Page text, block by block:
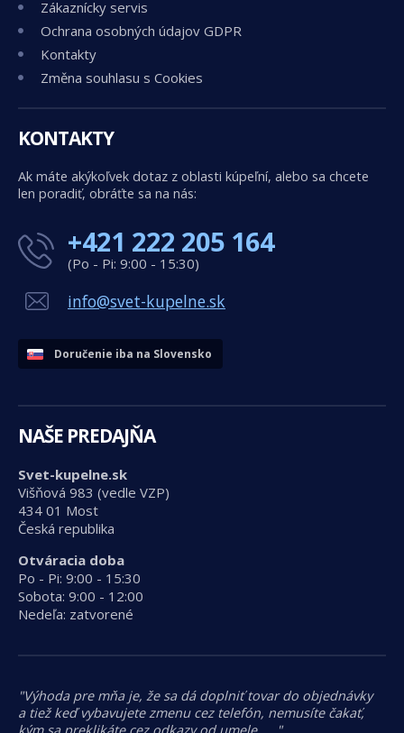
Zákaznícky servis
Ochrana osobných údajov GDPR
Kontakty
Změna souhlasu s Cookies
KONTAKTY
Ak máte akýkoľvek dotaz z oblasti kúpeľní, alebo sa chcete
len poradiť, obráťte sa na nás:
+421 222 205 164
(Po - Pi: 9:00 - 15:30)
info@svet-kupelne.sk
Doručenie iba na Slovensko
NAŠE PREDAJŇA
Svet-kupelne.sk
Višňová 983 (vedle VZP)
434 01 Most
Česká republika
Otváracia doba
Po - Pi: 9:00 - 15:30
Sobota: 9:00 - 12:00
Nedeľa: zatvorené
"Výhoda pre mňa je, že sa dá doplniť tovar do objednávky
a tiež keď vybavujete zmenu cez telefón, nemusíte čakať,